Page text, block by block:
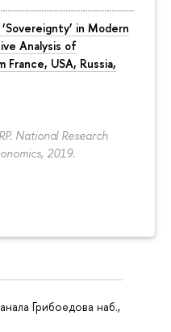
in Modern
Analysis of
France, USA, Russia,
National Research
2019.
Грибоедова наб.,